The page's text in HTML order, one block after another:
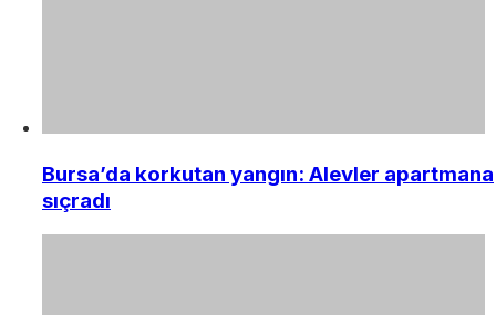
Bursa’da korkutan yangın: Alevler apartmana
sıçradı